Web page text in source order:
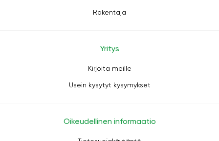
Rakentaja
Yritys
Kirjoita meille
Usein kysytyt kysymykset
Oikeudellinen informaatio